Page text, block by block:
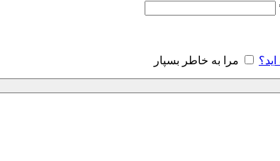
مرا به خاطر بسپار